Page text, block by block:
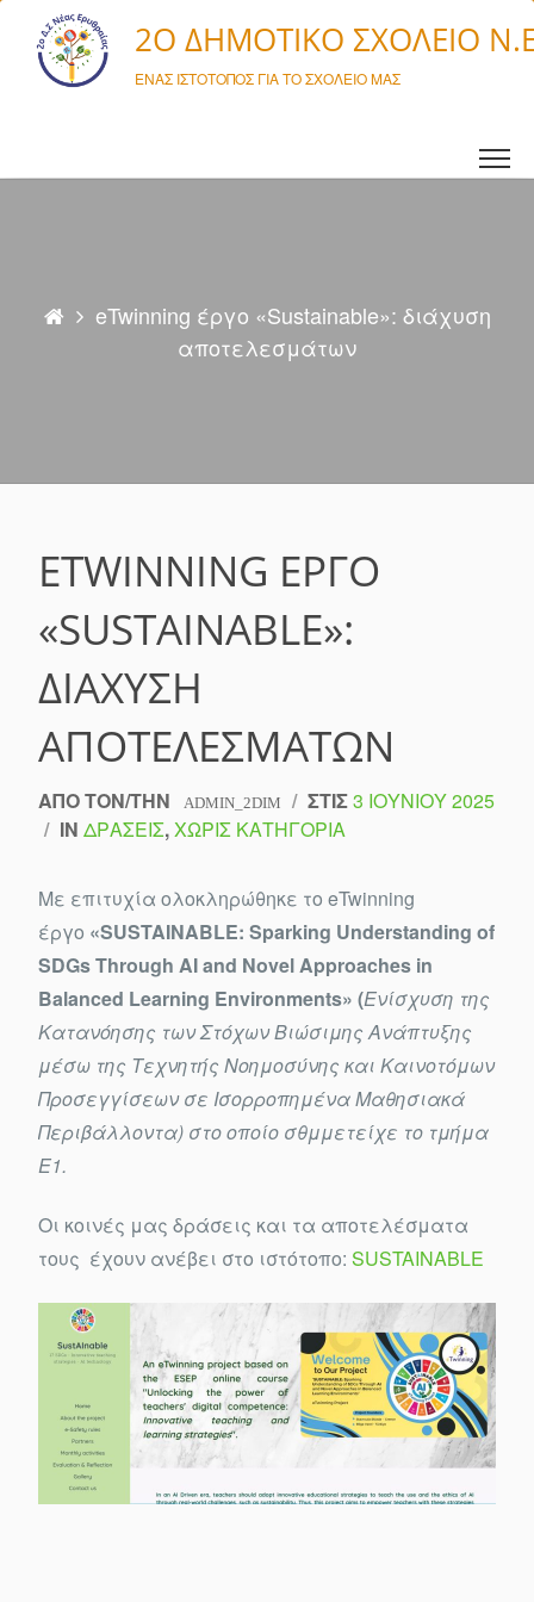
Μετάβαση σε περιεχόμενο
2O ΔΗΜΟΤΙΚΌ ΣΧΟΛΕΊΟ
ΈΝΑΣ ΙΣΤΌΤΟΠΟΣ ΓΙΑ ΤΟ ΣΧΟΛΕΊΟ ΜΑΣ
eTwinning έργο «Sustainable»: διάχυση
αποτελεσμάτων
ETWINNING ΈΡΓΟ
«SUSTAINABLE»:
ΔΙΆΧΥΣΗ
ΑΠΟΤΕΛΕΣΜΆΤΩΝ
ΑΠΌ ΤΟΝ/ΤΗΝ ADMIN_2DIM / ΣΤΙΣ3 ΙΟΥΝΊΟΥ 2025
/ IN ΔΡΆΣΕΙΣ,ΧΩΡΊΣ ΚΑΤΗΓΟΡΊΑ
Με επιτυχία ολοκληρώθηκε το eTwinning
έργο «SUSTAINABLE: Sparking Understanding of
SDGs Through AI and Novel Approaches in
Balanced Learning Environments» (Ενίσχυση της
Κατανόησης των Στόχων Βιώσιμης Ανάπτυξης
μέσω της Τεχνητής Νοημοσύνης και Καινοτόμων
Προσεγγίσεων σε Ισορροπημένα Μαθησιακά
Περιβάλλοντα) στο οποίο σθμμετείχε το τμήμα
Ε1.
Οι κοινές μας δράσεις και τα αποτελέσματα
τους έχουν ανέβει στο ιστότοπο: SUSTAINABLE